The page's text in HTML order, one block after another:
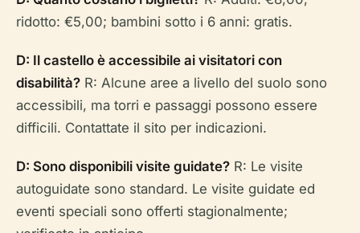
ridotto: €5,00; bambini sotto i 6 anni: gratis.
D: Il castello è accessibile ai visitatori con
disabilità? R: Alcune aree a livello del suolo sono
accessibili, ma torri e passaggi possono essere
difficili. Contattate il sito per indicazioni.
D: Sono disponibili visite guidate? R: Le visite
autoguidate sono standard. Le visite guidate ed
eventi speciali sono offerti stagionalmente;